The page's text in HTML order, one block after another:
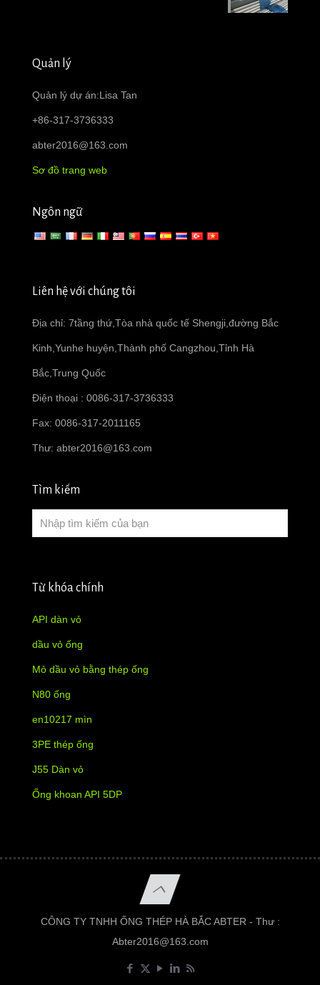
Quản lý
Quản lý dự án:Lisa Tan
+86-317-3736333
abter2016@163.com
Sơ đồ trang web
Ngôn ngữ
Liên hệ với chúng tôi
Địa chỉ: 7tầng thứ,Tòa nhà quốc tế Shengji,đường Bắc
Kinh,Yunhe huyện,Thành phố Cangzhou,Tỉnh Hà
Bắc,Trung Quốc
Điện thoại : 0086-317-3736333
Fax: 0086-317-2011165
Thư: abter2016@163.com
Tìm kiếm
Từ khóa chính
API dàn vỏ
dầu vỏ ống
Mỏ dầu vỏ bằng thép ống
N80 ống
en10217 mìn
3PE thép ống
J55 Dàn vỏ
Ống khoan API 5DP
CÔNG TY TNHH ỐNG THÉP HÀ BẮC ABTER - Thư :
Abter2016@163.com